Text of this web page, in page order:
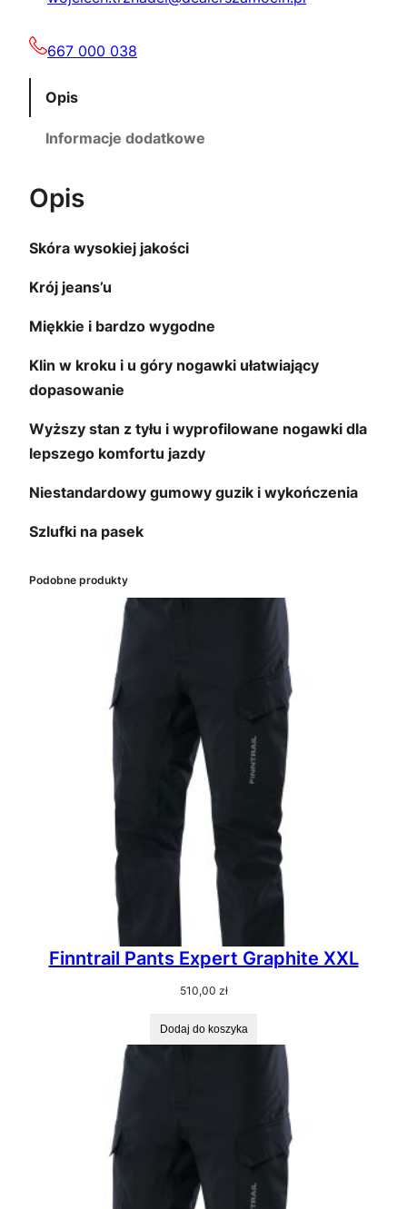
0
0
ł
667 000 038
Opis
Informacje dodatkowe
Opis
Skóra wysokiej jakości
Krój jeans’u
Miękkie i bardzo wygodne
Klin w kroku i u góry nogawki ułatwiający
dopasowanie
Wyższy stan z tyłu i wyprofilowane nogawki dla
lepszego komfortu jazdy
Niestandardowy gumowy guzik i wykończenia
Szlufki na pasek
Podobne produkty
Finntrail Pants Expert Graphite XXL
510,00 zł
Dodaj do koszyka